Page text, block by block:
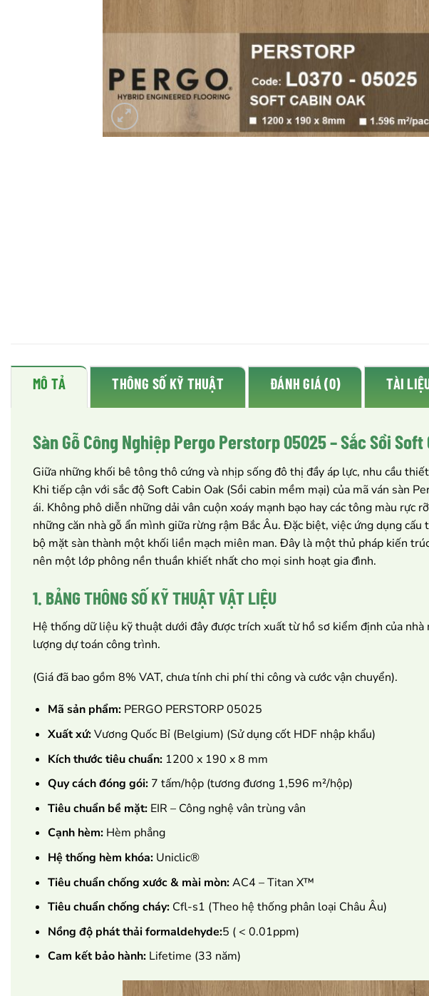
MÔ TẢ THÔNG SỐ KỸ THUẬT ĐÁNH GIÁ (0) TÀI
Sàn Gỗ Công Nghiệp Pergo Perstorp 05025 – Sắc Sồi
Giữa những khối bê tông thô cứng và nhịp sống đô thị đầy áp lực, nhu cầu
Khi tiếp cận với sắc độ Soft Cabin Oak (Sồi cabin mềm mại) của mã ván sàn
ái. Không phô diễn những dải vân cuộn xoáy mạnh bạo hay các tông màu
những căn nhà gỗ ẩn mình giữa rừng rậm Bắc Âu. Đặc biệt, việc ứng dụng
bộ mặt sàn thành một khối liền mạch miên man. Đây là một thủ pháp kiến
nên một lớp phông nền thuần khiết nhất cho mọi sinh hoạt gia đình.
1. BẢNG THÔNG SỐ KỸ THUẬT VẬT LIỆU
Hệ thống dữ liệu kỹ thuật dưới đây được trích xuất từ hồ sơ kiểm định của
lượng dự toán công trình.
(Giá đã bao gồm 8% VAT, chưa tính chi phí thi công và cước vận chuyển).
Mã sản phẩm:PERGO PERSTORP 05025
Xuất xứ:Vương Quốc Bỉ (Belgium) (Sử dụng cốt HDF nhập khẩu)
Kích thước tiêu chuẩn:1200 x 190 x 8 mm
Quy cách đóng gói:7 tấm/hộp (tương đương 1,596 m²/hộp)
Tiêu chuẩn bề mặt:EIR – Công nghệ vân trùng vân
Cạnh hèm:Hèm phẳng
Hệ thống hèm khóa:Uniclic®
Tiêu chuẩn chống xước & mài mòn:AC4 – Titan X™
Tiêu chuẩn chống cháy:Cfl-s1 (Theo hệ thống phân loại Châu Âu)
Nồng độ phát thải formaldehyde:5 ( < 0.01ppm)
Cam kết bảo hành:Lifetime (33 năm)